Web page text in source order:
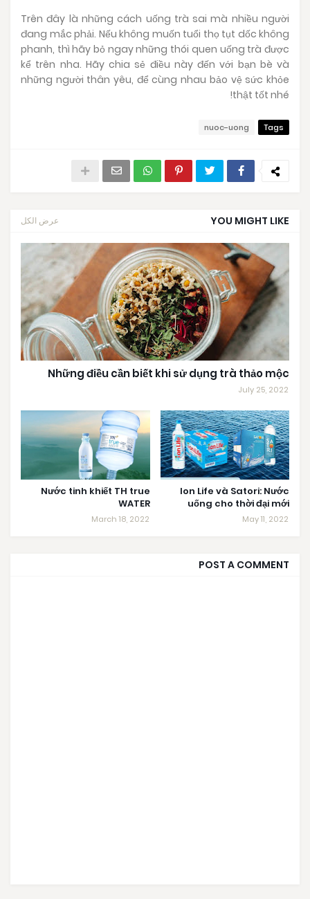
Trên đây là những cách uống trà sai mà nhiều người
đang mắc phải. Nếu không muốn tuổi thọ tụt dốc không
phanh, thì hãy bỏ ngay những thói quen uống trà được
kể trên nha. Hãy chia sẻ điều này đến với bạn bè và
những người thân yêu, để cùng nhau bảo vệ sức khỏe
thật tốt nhé!
Tags
nuoc-uong
YOU MIGHT LIKE عرض الكل
Những điều cần biết khi sử dụng trà thảo mộc
July 25, 2022
Ion Life và Satori: Nước
uống cho thời đại mới
May 11, 2022
Nước tinh khiết TH true
WATER
March 18, 2022
POST A COMMENT